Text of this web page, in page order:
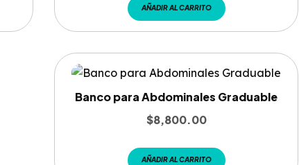
AÑADIR AL CARRITO
Banco para Abdominales Graduable
$8,800.00
AÑADIR AL CARRITO